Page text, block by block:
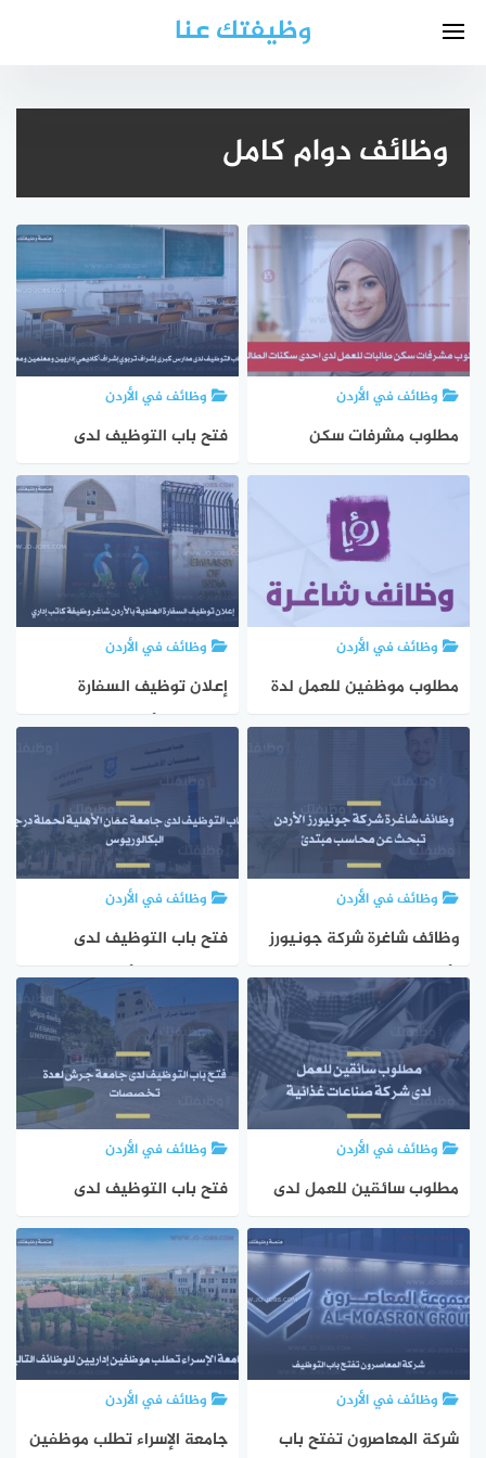
وظيفتك عنا
وظائف دوام كامل
وظائف في الأردن
مطلوب مشرفات سكن
طالبات للعمل لدى احدى
سكنات الطالبات
وظائف في الأردن
فتح باب التوظيف لدى
مدارس كبرى إشراف تربوي
إشراف أكاديمي إداريين
ومعلمين ومعلمات
وظائف في الأردن
مطلوب موظفين للعمل لدة
قناة رؤيا الاعلامية
وظائف في الأردن
إعلان توظيف السفارة
الهندية بالأردن تعلن عن
وظيفة كاتب إداري من
وظائف في الأردن
وظائف شاغرة شركة جونيورز
الأردن تبحث عن محاسب
مبتدئ
وظائف في الأردن
فتح باب التوظيف لدى
جامعة عمان الأهلية لحملة
درجة البكالوريوس
وظائف في الأردن
مطلوب سائقين للعمل لدى
شركة صناعات غذائية
وظائف في الأردن
فتح باب التوظيف لدى
جامعة جرش لعدة تخصصات
وظائف في الأردن
شركة المعاصرون تفتح باب
وظائف في الأردن
جامعة الإسراء تطلب موظفين